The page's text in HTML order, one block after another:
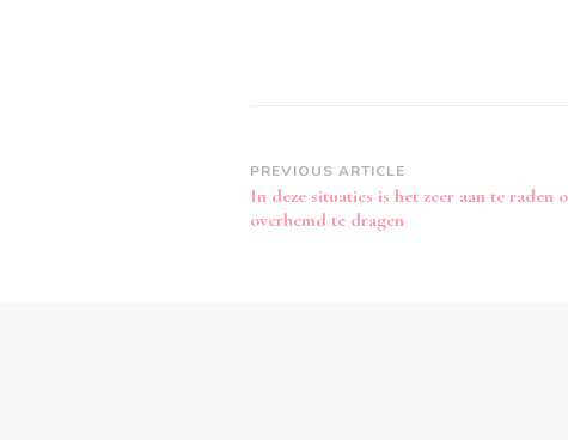
Post
Navigation
PREVIOUS ARTICLE
In deze situaties is het zeer aan te raden
overhemd te dragen